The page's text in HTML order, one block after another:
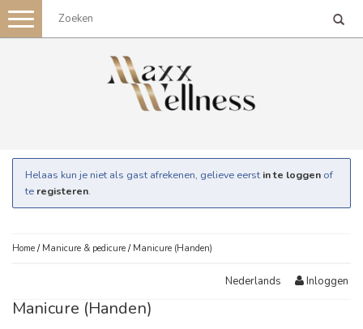
Toggle
navigation
Helaas kun je niet als gast afrekenen, gelieve eerst in te loggen of
te registeren.
Home / Manicure & pedicure / Manicure (Handen)
Nederlands Inloggen
Manicure (Handen)